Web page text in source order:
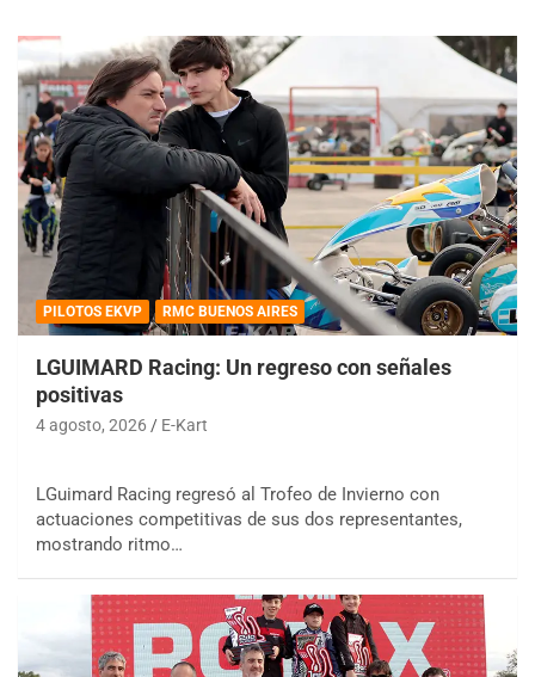
PILOTOS EKVP RMC BUENOS AIRES
LGUIMARD Racing: Un regreso con señales
positivas
4 agosto, 2026 E-Kart
LGuimard Racing regresó al Trofeo de Invierno con
actuaciones competitivas de sus dos representantes,
mostrando ritmo…